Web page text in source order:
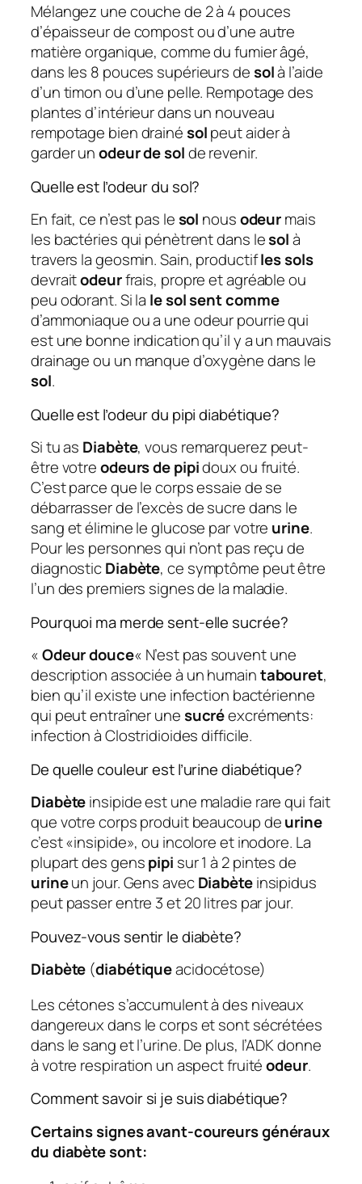
Mélangez une couche de 2 à 4 pouces
d’épaisseur de compost ou d’une autre
matière organique, comme du fumier âgé,
dans les 8 pouces supérieurs desolà l’aide
d’un timon ou d’une pelle. Rempotage des
plantes d’intérieur dans un nouveau
rempotage bien drainésolpeut aider à
garder unodeur de solde revenir.
Quelle est l’odeur du sol?
En fait, ce n’est pas lesol nousodeurmais
les bactéries qui pénètrent dans lesolà
travers la geosmin. Sain, productifles sols
devraitodeurfrais, propre et agréable ou
peu odorant. Si la le sol sent comme
d’ammoniaque ou a une odeur pourrie qui
est une bonne indication qu’il y a un mauvais
drainage ou un manque d’oxygène dans le
sol.
Quelle est l’odeur du pipi diabétique?
Si tu as Diabète, vous remarquerez peut-
être votreodeurs de pipidoux ou fruité.
C’est parce que le corps essaie de se
débarrasser de l’excès de sucre dans le
sang et élimine le glucose par votre urine.
Pour les personnes qui n’ont pas reçu de
diagnosticDiabète, ce symptôme peut être
l’un des premiers signes de la maladie.
Pourquoi ma merde sent-elle sucrée?
«Odeur douce« N’est pas souvent une
description associée à un humaintabouret,
bien qu’il existe une infection bactérienne
qui peut entraîner unesucréexcréments:
infection à Clostridioides difficile.
De quelle couleur est l’urine diabétique?
Diabèteinsipide est une maladie rare qui fait
que votre corps produit beaucoup deurine
c’est «insipide», ou incolore et inodore. La
plupart des genspipi sur 1 à 2 pintes de
urineun jour. Gens avecDiabèteinsipidus
peut passer entre 3 et 20 litres par jour.
Pouvez-vous sentir le diabète?
Diabète (diabétiqueacidocétose)
Les cétones s’accumulent à des niveaux
dangereux dans le corps et sont sécrétées
dans le sang et l’urine. De plus, l’ADK donne
à votre respiration un aspect fruitéodeur.
Comment savoir si je suis diabétique?
Certains signes avant-coureurs généraux
du diabète sont: